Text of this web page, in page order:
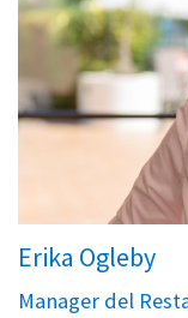
Erika Ogleby
Manager del